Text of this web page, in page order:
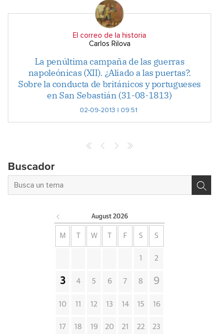
El correo de la historia
Carlos Rilova
La penúltima campaña de las guerras
napoleónicas (XII). ¿Aliado a las puertas?.
Sobre la conducta de británicos y portugueses
en San Sebastián (31-08-1813)
02-09-2013 | 09:51
Buscador
August 2026
M W F S S
1 2
3 4 5 6 7 8 9
10 11 12 13 14 15 16
17 18 19 20 21 22 23